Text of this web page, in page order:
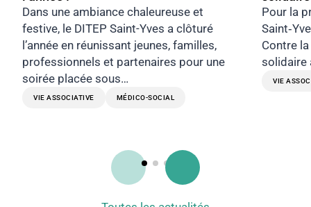
Dans une ambiance chaleureuse et
festive, le DITEP Saint-Yves a clôturé
l’année en réunissant jeunes, familles,
professionnels et partenaires pour une
soirée placée sous…
VIE ASSOCIATIVE MÉDICO-SOCIAL
Pour la
Contre
solidaire
VIE